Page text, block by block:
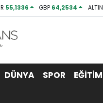
55,1336 GBP 64,2534 ALTIN
DÜNYA SPOR EĞİTİM